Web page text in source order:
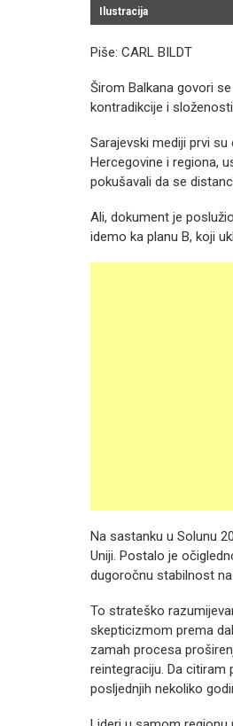
Ilustracija
Piše: CARL BILDT
Širom Balkana govori
kontradikcije i
Sarajevski mediji prvi
Hercegovine i regiona,
pokušavali da se
Ali, dokument je
idemo ka planu B, koji
Na sastanku u Solunu
Uniji. Postalo je
dugoročnu stabilnost na
To strateško
skepticizmom prema
zamah procesa
reintegraciju. Da citiram
posljednjih nekoliko